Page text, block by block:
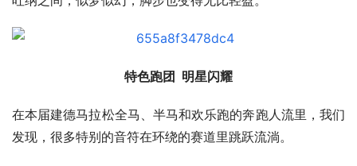
特色跑团  明星闪耀
在本届建德马拉松全马、半马和欢乐跑的奔跑人流里，我们
发现，很多特别的音符在环绕的赛道里跳跃流淌。